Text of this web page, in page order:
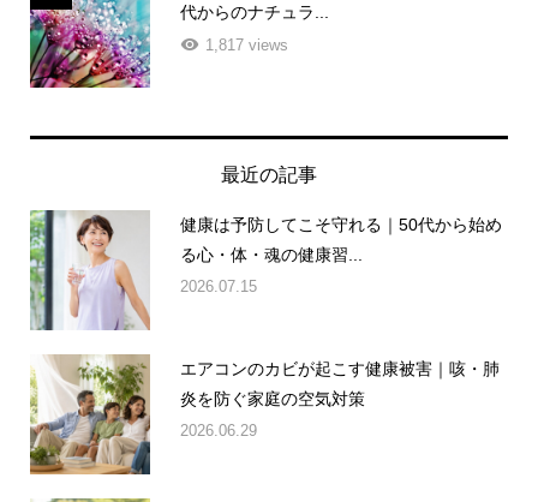
代からのナチュラ...
1,817 views
最近の記事
健康は予防してこそ守れる｜50代から始め
る心・体・魂の健康習...
2026.07.15
エアコンのカビが起こす健康被害｜咳・肺
炎を防ぐ家庭の空気対策
2026.06.29